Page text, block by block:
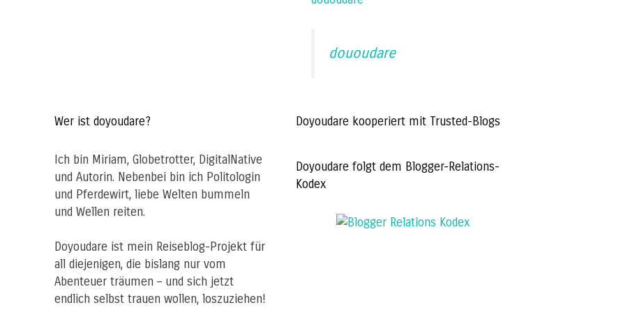
dououdare
Wer ist doyoudare?
Ich bin Miriam, Globetrotter, DigitalNative
und Autorin. Nebenbei bin ich Politologin
und Pferdewirt, liebe Welten bummeln
und Wellen reiten.
Doyoudare ist mein Reiseblog-Projekt für
all diejenigen, die bislang nur vom
Abenteuer träumen – und sich jetzt
endlich selbst trauen wollen, loszuziehen!
Doyoudare kooperiert mit Trusted-Blogs
Doyoudare folgt dem Blogger-Relations-
Kodex